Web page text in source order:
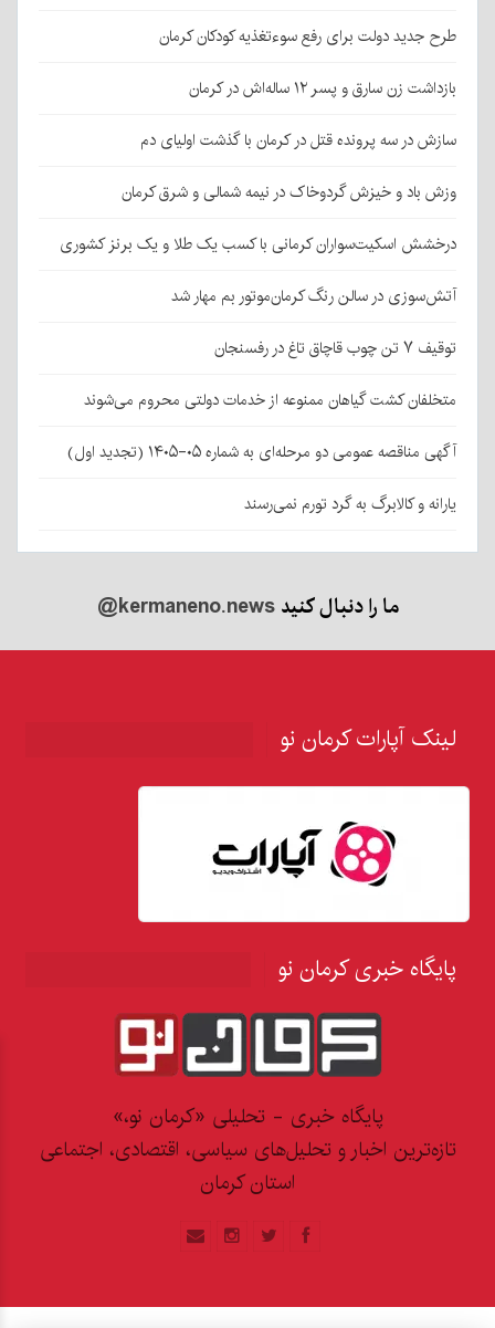
طرح جدید دولت برای رفع سوءتغذیه کودکان کرمان
بازداشت زن سارق و پسر ۱۲ ساله‌اش در کرمان
سازش در سه پرونده قتل در کرمان با گذشت اولیای دم
وزش باد و خیزش گردوخاک در نیمه شمالی و شرق کرمان
درخشش اسکیت‌سواران کرمانی با کسب یک طلا و یک برنز کشوری
آتش‌سوزی در سالن رنگ کرمان‌موتور بم مهار شد
توقیف ۷ تن چوب قاچاق تاغ در رفسنجان
متخلفان کشت گیاهان ممنوعه از خدمات دولتی محروم می‌شوند
آگهی مناقصه عمومی دو مرحله‌ای به شماره ۰۵-۱۴۰۵ (تجدید اول)
یارانه و کالابرگ به گرد تورم نمی‌رسند
ما را دنبال کنید@kermaneno.news
لینک آپارات کرمان نو
پایگاه خبری کرمان نو
پایگاه خبری - تحلیلی «کرمان نو،»
تازه‌ترین اخبار و تحلیل‌های سیاسی، اقتصادی، اجتماعی
استان کرمان